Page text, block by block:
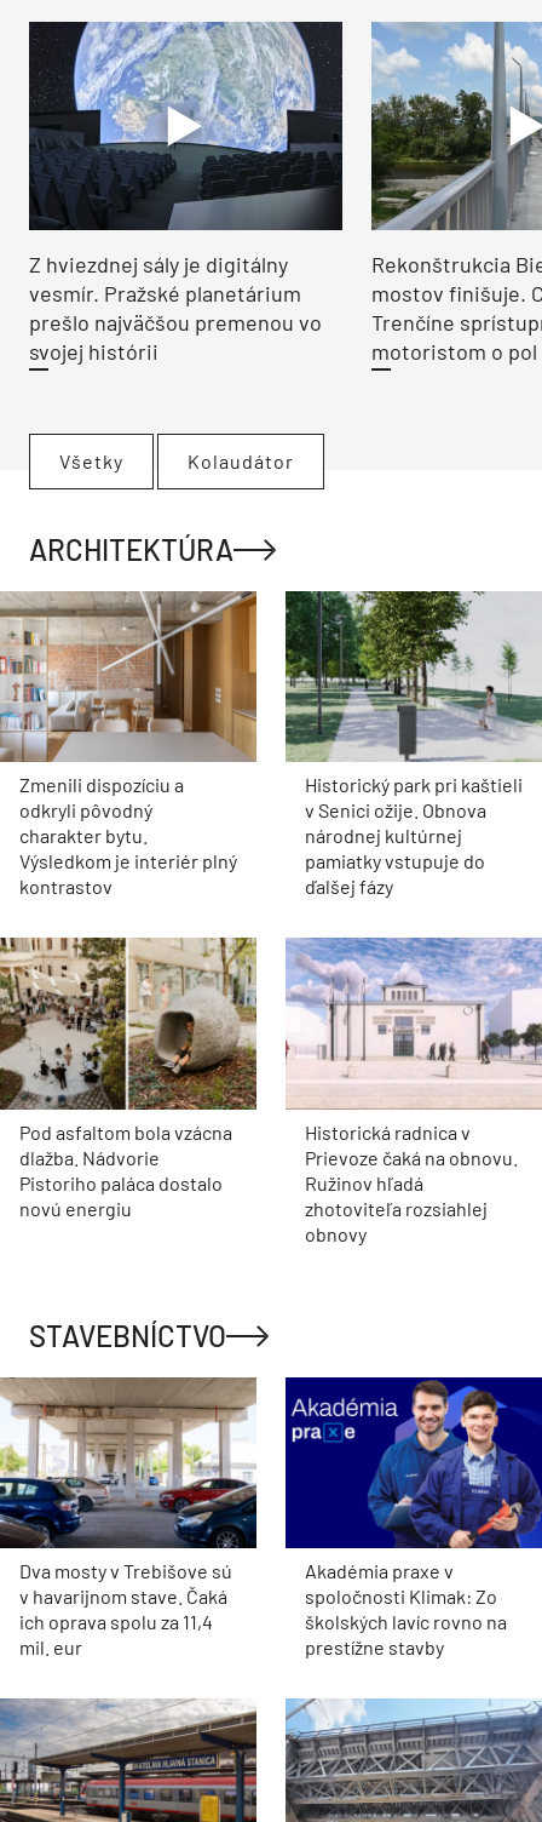
Z hviezdnej sály je digitálny
vesmír. Pražské planetárium
prešlo najväčšou premenou vo
svojej histórii
Rekonštrukcia
mostov finišuje.
Trenčíne
motoristom o pol
Všetky Kolaudátor
ARCHITEKTÚRA
Zmenili dispozíciu a
odkryli pôvodný
charakter bytu.
Výsledkom je interiér plný
kontrastov
Historický park pri kaštieli
v Senici ožije. Obnova
národnej kultúrnej
pamiatky vstupuje do
ďalšej fázy
Pod asfaltom bola vzácna
dlažba. Nádvorie
Pistoriho paláca dostalo
novú energiu
Historická radnica v
Prievoze čaká na obnovu.
Ružinov hľadá
zhotoviteľa rozsiahlej
obnovy
STAVEBNÍCTVO
Dva mosty v Trebišove sú
v havarijnom stave. Čaká
ich oprava spolu za 11,4
mil. eur
Akadémia praxe v
spoločnosti Klimak: Zo
školských lavíc rovno na
prestížne stavby